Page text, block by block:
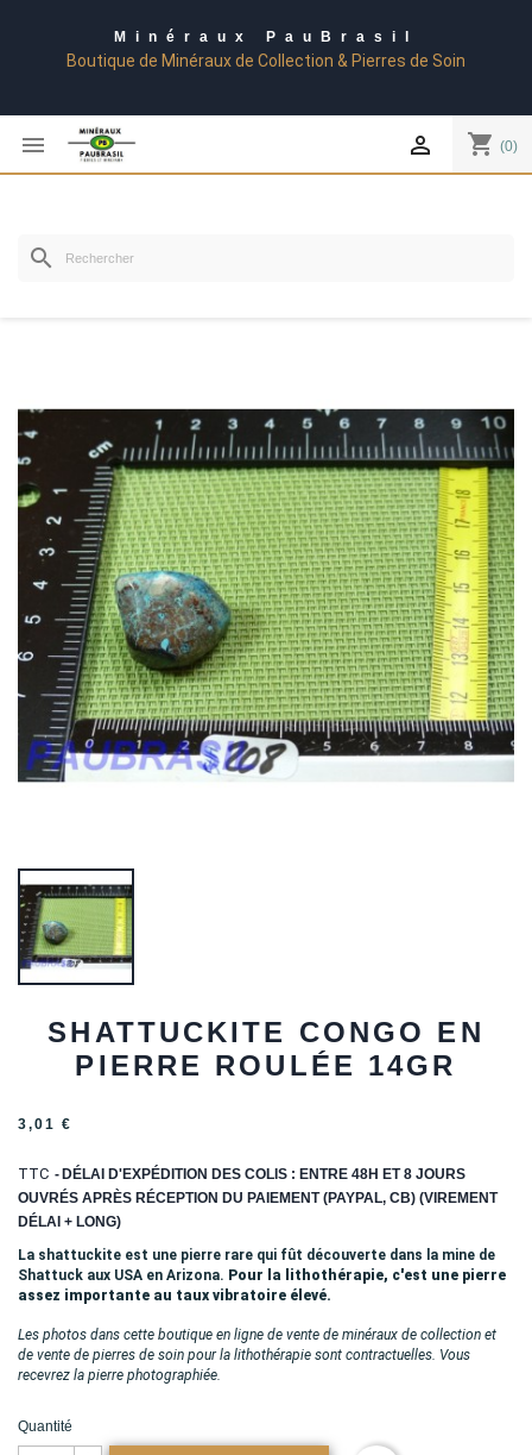
Minéraux PauBrasil
Boutique de Minéraux de Collection & Pierres de Soin
 shopping_cart (0)

search
SHATTUCKITE CONGO EN
PIERRE ROULÉE 14GR
3,01 €
TTC
DÉLAI D'EXPÉDITION DES COLIS : ENTRE 48H ET 8 JOURS
OUVRÉS APRÈS RÉCEPTION DU PAIEMENT (PAYPAL, CB) (VIREMENT
DÉLAI + LONG)
La shattuckite est une pierre rare qui fût découverte dans la mine de
Shattuck aux USA en Arizona. Pour la lithothérapie, c'est une pierre
assez importante au taux vibratoire élevé.
Les photos dans cette boutique en ligne de vente de minéraux de collection et
de vente de pierres de soin pour la lithothérapie sont contractuelles. Vous
recevrez la pierre photographiée.
Quantité